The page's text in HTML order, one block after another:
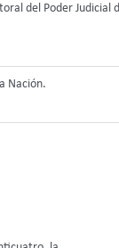
del Poder Judicial
Nación.